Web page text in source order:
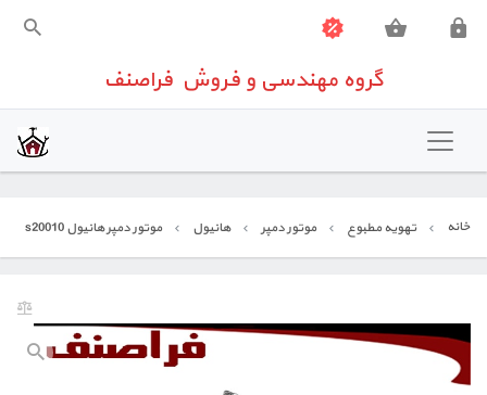
گروه مهندسی و فروش فراصنف
خانه
تجهیزات ساختمانی
گروه مهندسی و فروش فراصنف
خانه تهویه مطبوع موتور دمپر هانیول موتور دمپر هانیول s20010